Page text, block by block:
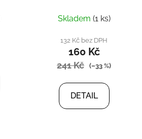
Skladem (1 ks)
132 Kč bez DPH
160 Kč
241 Kč (–33 %)
DETAIL